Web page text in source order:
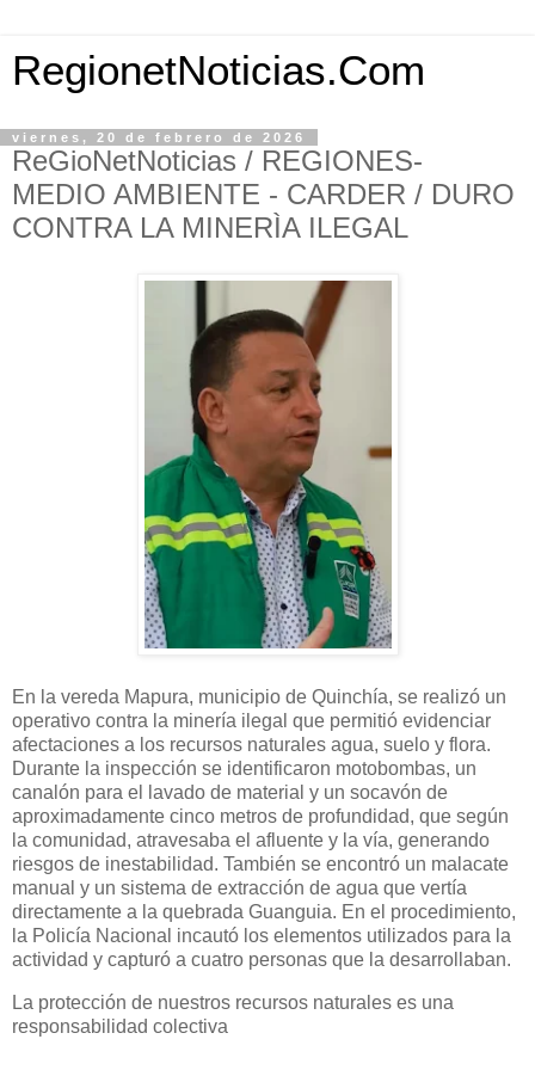
RegionetNoticias.Com
viernes, 20 de febrero de 2026
ReGioNetNoticias / REGIONES-
MEDIO AMBIENTE - CARDER / DURO
CONTRA LA MINERÌA ILEGAL
En la vereda Mapura, municipio de Quinchía, se realizó un
operativo contra la minería ilegal que permitió evidenciar
afectaciones a los recursos naturales agua, suelo y flora.
Durante la inspección se identificaron motobombas, un
canalón para el lavado de material y un socavón de
aproximadamente cinco metros de profundidad, que según
la comunidad, atravesaba el afluente y la vía, generando
riesgos de inestabilidad. También se encontró un malacate
manual y un sistema de extracción de agua que vertía
directamente a la quebrada Guanguia. En el procedimiento,
la Policía Nacional incautó los elementos utilizados para la
actividad y capturó a cuatro personas que la desarrollaban.
La protección de nuestros recursos naturales es una
responsabilidad colectiva